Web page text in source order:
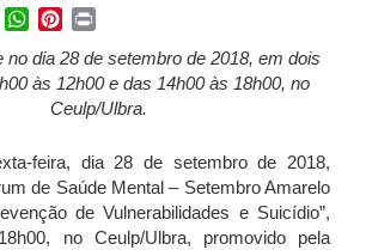
LinkedInWhatsApp
Pinterest
no dia 28 de setembro de 2018, em dois
às 12h00 e das 14h00 às 18h00, no
Ceulp/Ulbra.
feira, dia 28 de setembro de 2018,
de Saúde Mental – Setembro Amarelo
de Vulnerabilidades e Suicídio”,
no Ceulp/Ulbra, promovido pela